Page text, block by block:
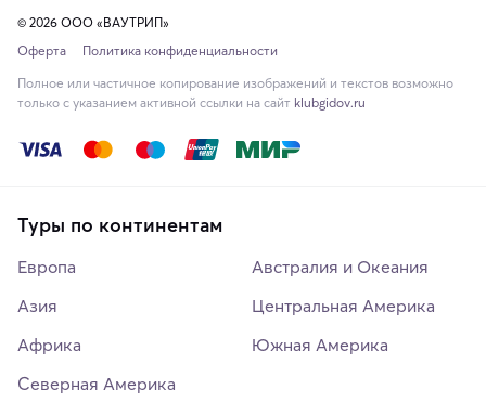
© 2026 ООО «ВАУТРИП»
Оферта
Политика конфиденциальности
Полное или частичное копирование изображений и текстов возможно
только с указанием активной ссылки на сайт klubgidov.ru
Туры по континентам
Европа
Азия
Африка
Северная Америка
Австралия и Океания
Центральная Америка
Южная Америка